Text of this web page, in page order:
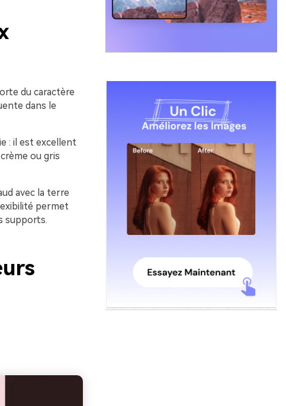
du caractère
dans le
: il est excellent
ou gris
avec la terre
permet
supports.